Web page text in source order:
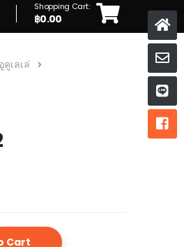
Shopping Cart:
฿0.00
เลเล่
Cart